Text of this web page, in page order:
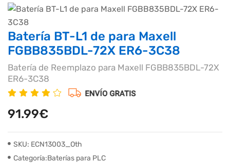
Batería BT-L1 de para Maxell
FGBB835BDL-72X ER6-3C38
Batería de Reemplazo para Maxell FGBB835BDL-72X
ER6-3C38
91.99€
SKU: ECN13003_Oth
Categoría:Baterías para PLC